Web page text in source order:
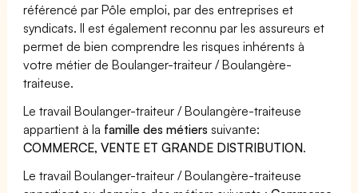
référencé par Pôle emploi, par des entreprises et
syndicats. Il est également reconnu par les assureurs et
permet de bien comprendre les risques inhérents à
votre métier de Boulanger-traiteur / Boulangère-
traiteuse.
Le travail Boulanger-traiteur / Boulangère-traiteuse
appartient à la famille des métiers suivante:
COMMERCE, VENTE ET GRANDE DISTRIBUTION.
Le travail Boulanger-traiteur / Boulangère-traiteuse